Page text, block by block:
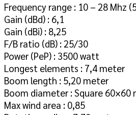
Frequency range : 10 – 28 Mhz
Gain (dBd) : 6,1
Gain (dBi) : 8,25
F/B ratio (dB) : 25/30
Power (PeP) : 3500 watt
Longest elements : 7,4 meter
Boom length : 5,20 meter
Boom diameter : Square 60×60
Max wind area : 0,85